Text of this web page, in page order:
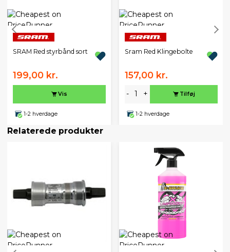
SRAM Red styrbånd sort
199,00 kr.
Vis
1-2 hverdage
Sram Red Klingebolte
157,00 kr.
- + Tilføj
1-2 hverdage
Relaterede produkter